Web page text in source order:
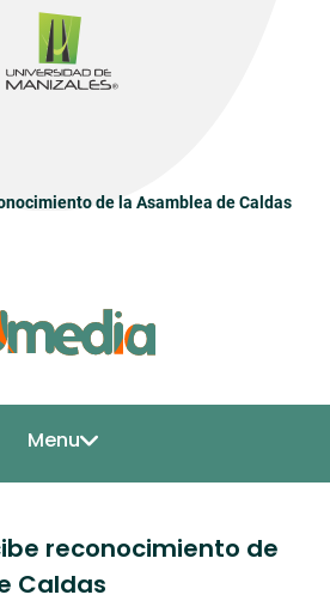
de la Asamblea de Caldas
Menu
reconocimiento de
Caldas